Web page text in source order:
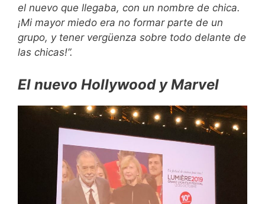
el nuevo que llegaba, con un nombre de chica.
¡Mi mayor miedo era no formar parte de un
grupo, y tener vergüenza sobre todo delante de
las chicas!”.
El nuevo Hollywood y Marvel